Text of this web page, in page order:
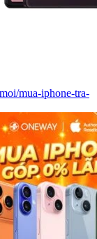
mua-iphone-tra-